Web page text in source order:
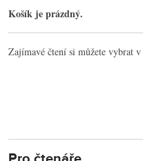
Košík je prázdný.
Zajímavé čtení si můžete vybrat v